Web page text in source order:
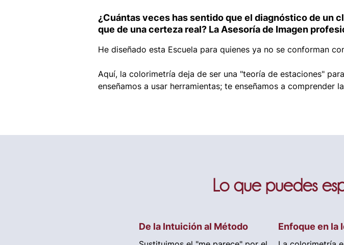
¿Cuántas veces has sentido que el diagnóstico de un
que de una certeza real? La Asesoría de Imagen
He diseñado esta Escuela para quienes ya no se conforman
Aquí, la colorimetría deja de ser una "teoría de estaciones"
enseñamos a usar herramientas; te enseñamos a
Lo que puedes
De la Intuición al Método Enfoque en la